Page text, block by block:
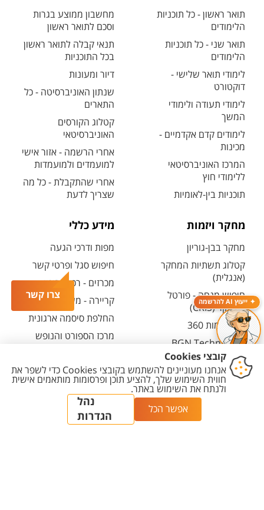
צרו קשר
ייעוץ AI להרשמה
תואר ראשון - כל תוכניות
הלימודים
תואר שני - כל תוכניות
הלימודים
לימודי תואר שלישי -
דוקטורט
לימודי תעודה ולימודי
המשך
לימודים קדם אקדמיים -
מכינות
המרכז האוניברסיטאי
ללימודי חוץ
תוכניות בין-לאומיות
מחשבון ממוצע בגרות
וסכם לתואר ראשון
תנאי קבלה לתואר ראשון
בכל התוכניות
דיור ומעונות
שנתון האוניברסיטה - כל
התארים
קטלוג הקורסים
האוניברסיטאי
אחרי הרשמה - אזור אישי
למועמדים ולמועמדות
אחרי שהתקבלת - כל מה
שצריך לדעת
מחקר ויזמות
מחקר בבן-גוריון
קטלוג תשתיות המחקר
(אנגלית)
חיפוש מנחה - פורטל
המחקר (CRIS)
מרכז יזמות 360
BGN Technology
Transfer
פארק ההייטק
משרות אקדמיות
מידע כללי
מפות ודרכי הגעה
חיפוש סגל ופרטי קשר
מכרזים - רכש ובינוי
קריירה - משרות פתוחות
החלפת סיסמה ארגונית
מרכז הספורט והנופש
חירום